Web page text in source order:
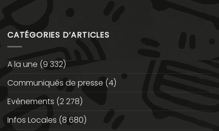
CATÉGORIES D’ARTICLES
A la une (9 332)
Communiqués de presse (4)
Evénements (2 278)
Infos Locales (8 680)